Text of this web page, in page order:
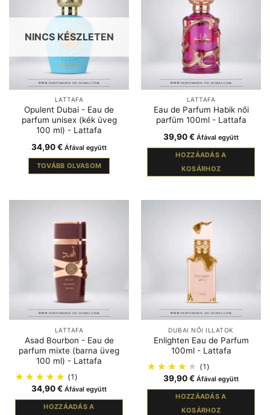
NINCS KÉSZLETEN
LATTAFA
Opulent Dubai - Eau de
parfum unisex (kék üveg
100 ml) - Lattafa
34,90€ Áfával együtt
TOVÁBB OLVASOM
LATTAFA
Eau de Parfum Habik női
parfüm 100ml - Lattafa
39,90€ Áfával együtt
HOZZÁADÁS A
KOSÁRHOZ
LATTAFA
Asad Bourbon - Eau de
parfum mixte (barna üveg
100 ml) - Lattafa
(1)
34,90€ Áfával együtt
HOZZÁADÁS A
DUBAI NŐI ILLATOK
Enlighten Eau de Parfum
100ml - Lattafa
(1)
39,90€ Áfával együtt
HOZZÁADÁS A
KOSÁRHOZ